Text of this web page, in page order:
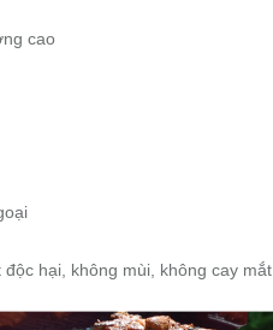
cao
hại, không mùi, không cay mắt